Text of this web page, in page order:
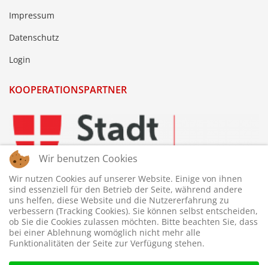
Impressum
Datenschutz
Login
KOOPERATIONSPARTNER
Wir benutzen Cookies
Wir nutzen Cookies auf unserer Website. Einige von ihnen
sind essenziell für den Betrieb der Seite, während andere
uns helfen, diese Website und die Nutzererfahrung zu
verbessern (Tracking Cookies). Sie können selbst entscheiden,
ob Sie die Cookies zulassen möchten. Bitte beachten Sie, dass
bei einer Ablehnung womöglich nicht mehr alle
Funktionalitäten der Seite zur Verfügung stehen.